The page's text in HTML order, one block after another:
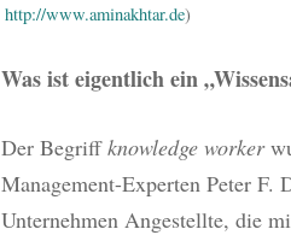
http://www.aminakhtar.de)
Was ist eigentlich ein
Der Begriffknowledge worker
Management-Experten Peter F.
Unternehmen Angestellte, die